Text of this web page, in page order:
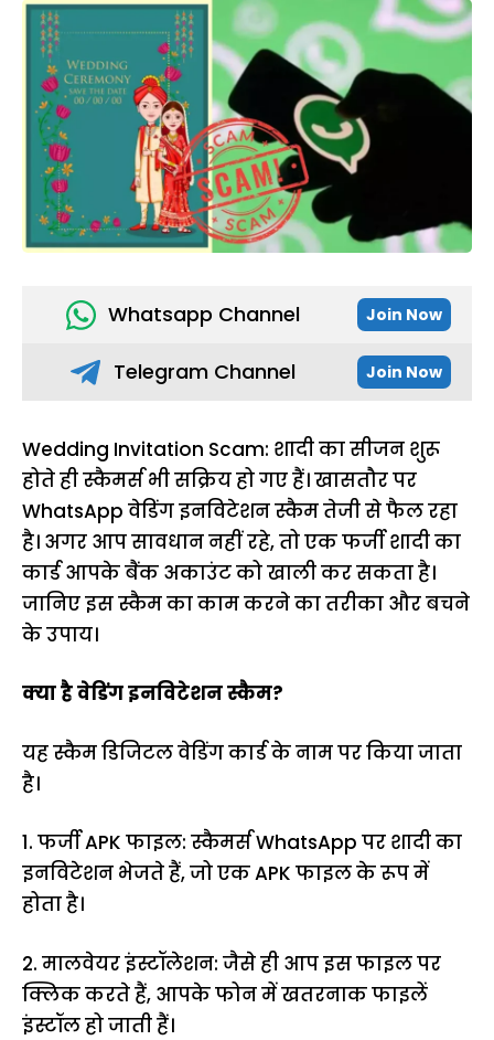
Whatsapp Channel Join Now
Telegram Channel Join Now
Wedding Invitation Scam: शादी का सीजन शुरू
होते ही स्कैमर्स भी सक्रिय हो गए हैं। खासतौर पर
WhatsApp वेडिंग इनविटेशन स्कैम तेजी से फैल रहा
है। अगर आप सावधान नहीं रहे, तो एक फर्जी शादी का
कार्ड आपके बैंक अकाउंट को खाली कर सकता है।
जानिए इस स्कैम का काम करने का तरीका और बचने
के उपाय।
क्या है वेडिंग इनविटेशन स्कैम?
यह स्कैम डिजिटल वेडिंग कार्ड के नाम पर किया जाता
है।
1. फर्जी APK फाइल: स्कैमर्स WhatsApp पर शादी का
इनविटेशन भेजते हैं, जो एक APK फाइल के रूप में
होता है।
2. मालवेयर इंस्टॉलेशन: जैसे ही आप इस फाइल पर
क्लिक करते हैं, आपके फोन में खतरनाक फाइलें
इंस्टॉल हो जाती हैं।